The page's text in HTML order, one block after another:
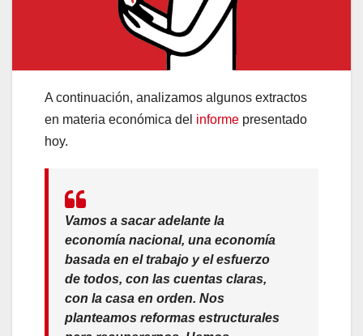
A continuación, analizamos algunos extractos
en materia económica del informe presentado
hoy.
Vamos a sacar adelante la
economía nacional, una economía
basada en el trabajo y el esfuerzo
de todos, con las cuentas claras,
con la casa en orden. Nos
planteamos reformas estructurales